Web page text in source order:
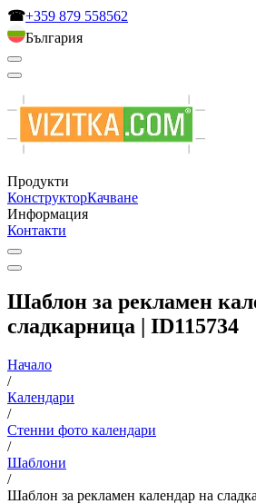
☎+359 879 558562
България
Продукти
КонструкторКачване
Информация
Контакти
Шаблон за рекламен
сладкарница | ID115734
Начало
/
Календари
/
Стенни фото календари
/
Шаблони
/
Шаблон за рекламен календар на